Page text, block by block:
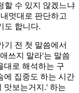
할 수 있지 않겠느냐
멋대로 판단하고
도 합니다.
기 전 첫 말씀에서
쓰지 말라'는 말씀
대로 해석하는 구
에 집중도 하는 시간
맛보는거지.' 하는